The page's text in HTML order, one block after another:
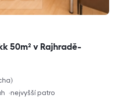
50m² v Rajhradě-
nejvyšší patro